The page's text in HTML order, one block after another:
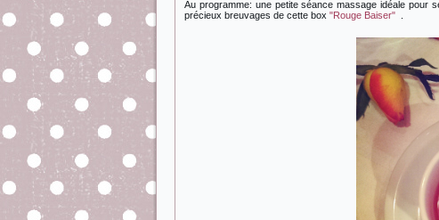
Au programme: une petite séance massage idéale pour
précieux breuvages de cette box "Rouge Baiser"